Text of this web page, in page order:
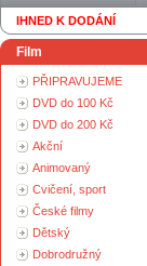
IHNED K DODÁNÍ
Film
PŘIPRAVUJEME
DVD do 100 Kč
DVD do 200 Kč
Akční
Animovaný
Cvičení, sport
České filmy
Dětský
Dobrodružný